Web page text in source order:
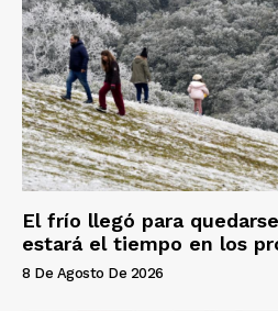
El frío llegó para
estará el tiempo en los
8 De Agosto De 2026